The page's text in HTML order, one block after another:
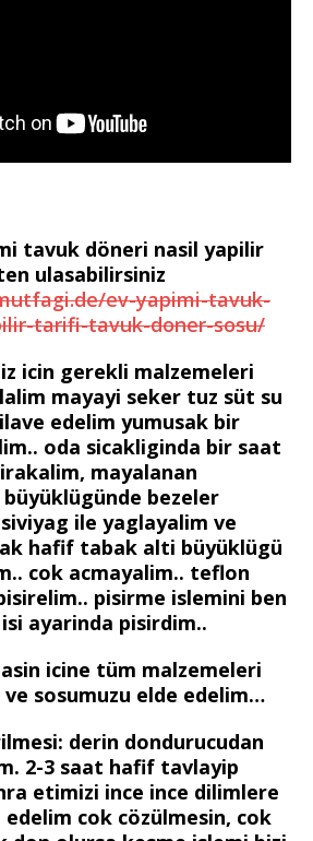
tavuk döneri nasil yapilir
ulasabilirsiniz
ev-yapimi-tavuk-
tarifi-tavuk-doner-sosu/
icin gerekli malzemeleri
mayayi seker tuz süt su
edelim yumusak bir
oda sicakliginda bir saat
mayalanan
bezeler
ile yaglayalim ve
hafif tabak alti büyüklügü
cok acmayalim.. teflon
pisirme islemini ben
ayarinda pisirdim..
icine tüm malzemeleri
sosumuzu elde edelim…
derin dondurucudan
2-3 saat hafif tavlayip
etimizi ince ince dilimlere
cok cözülmesin, cok